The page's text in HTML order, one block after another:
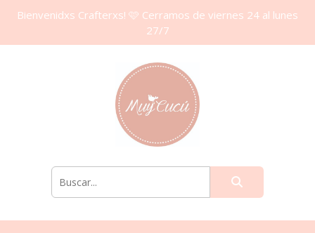
Bienvenidxs Crafterxs! 🩷 Cerramos de viernes 24 al lunes
27/7